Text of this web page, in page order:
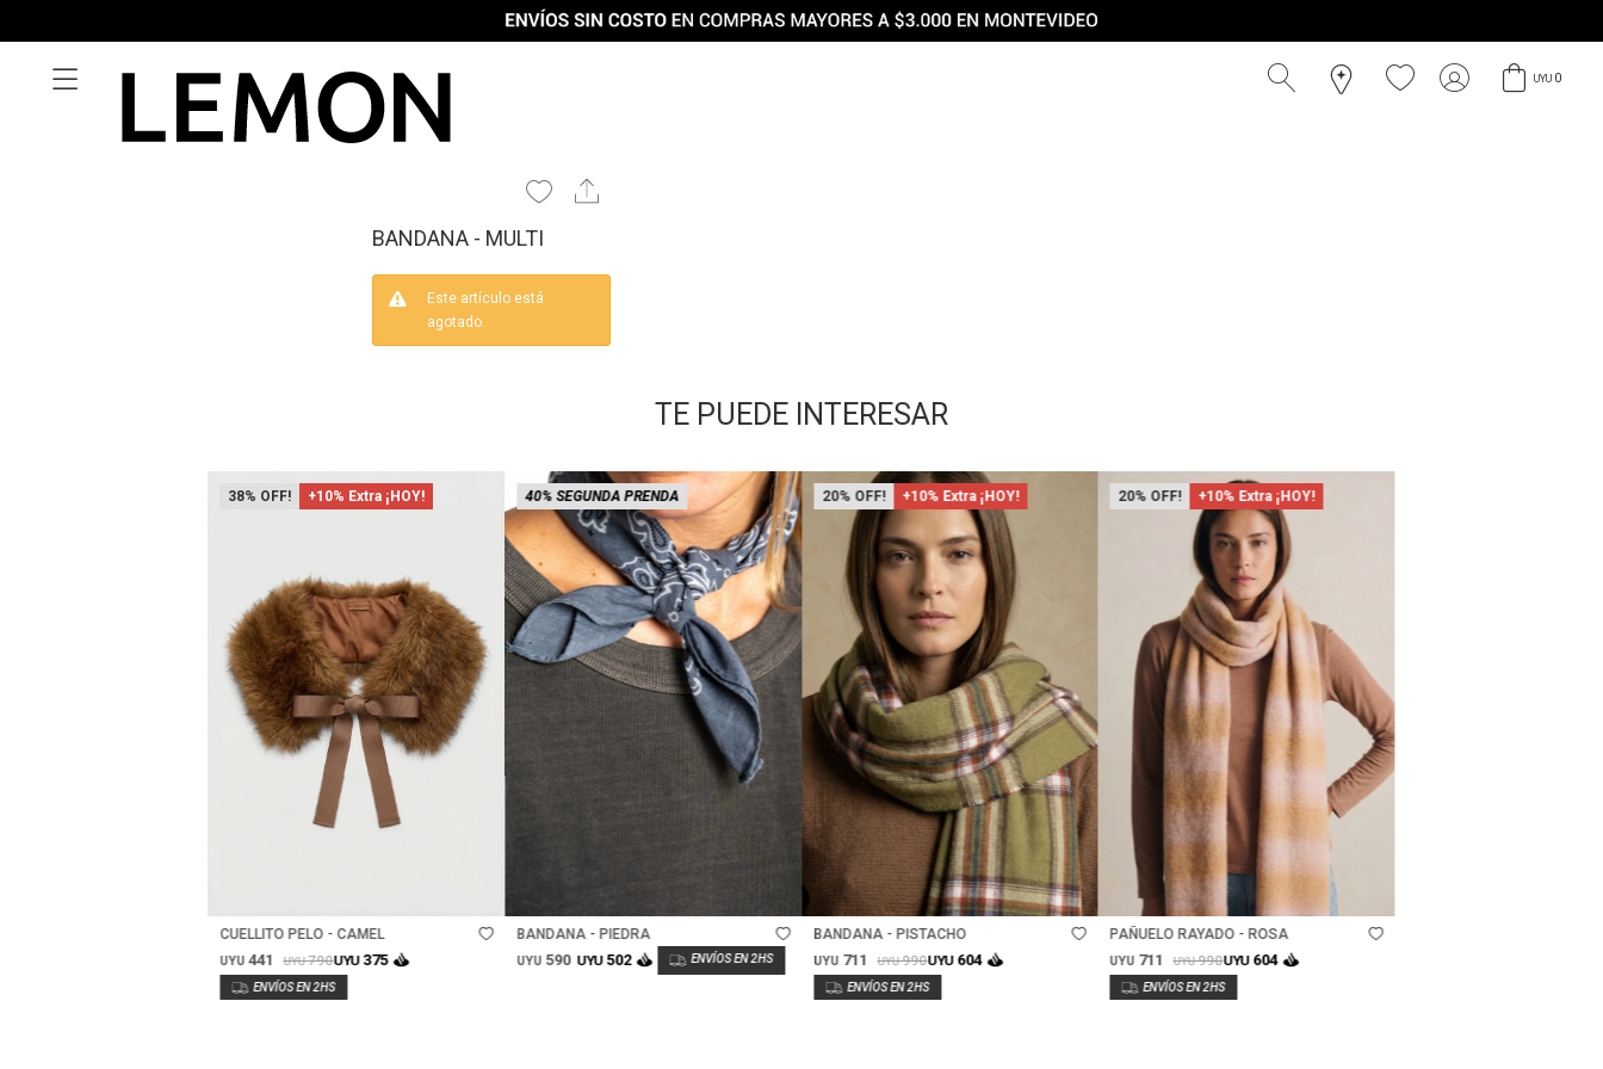
UYU 0

BANDANA - MULTI
Este artículo está
agotado.
TE PUEDE INTERESAR
38 +10% Extra ¡HOY!
CUELLITO PELO - CAMEL
UYU 441 UYU790UYU 375
40% SEGUNDA PRENDA
BANDANA - PIEDRA
UYU 590 UYU 502
20 +10% Extra ¡HOY!
Talle
BANDANA - PISTACHO
UYU 711 UYU990UYU 604
20 +10% Extra ¡HOY!
Talle
PAÑUELO RAYADO - ROSA
UYU 711 UYU990UYU 604